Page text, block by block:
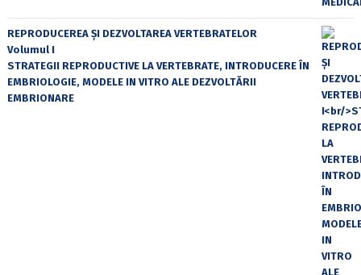
REPRODUCEREA ȘI DEZVOLTAREA VERTEBRATELOR
Volumul I
STRATEGII REPRODUCTIVE LA VERTEBRATE, INTRODUCERE ÎN
EMBRIOLOGIE, MODELE IN VITRO ALE DEZVOLTĂRII
EMBRIONARE